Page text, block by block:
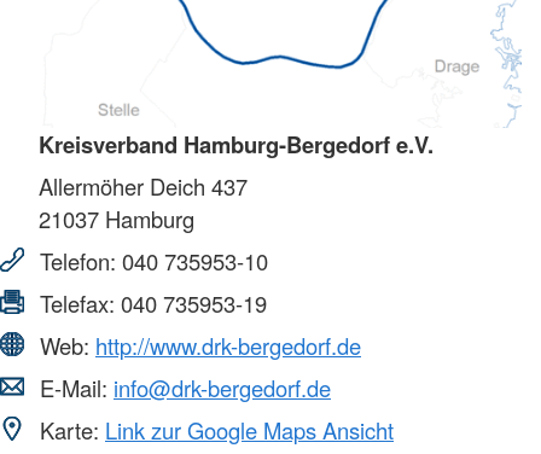
Kreisverband Hamburg-Bergedorf e.V.
Allermöher Deich 437
21037 Hamburg
Telefon: 040 735953-10
Telefax: 040 735953-19
Web: http://www.drk-bergedorf.de
E-Mail: info@drk-bergedorf.de
Karte: Link zur Google Maps Ansicht